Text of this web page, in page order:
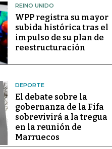
REINO UNIDO
WPP registra su mayor
subida histórica tras el
impulso de su plan de
reestructuración
DEPORTE
El debate sobre la
gobernanza de la Fifa
sobrevivirá a la tregua
en la reunión de
Marruecos